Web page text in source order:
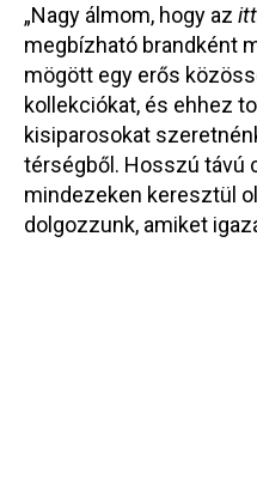
„Nagy álmom, hogy az
megbízható brandként
mögött egy erős
kollekciókat, és ehhez
kisiparosokat
térségből. Hosszú távú
mindezeken keresztül
dolgozzunk, amiket